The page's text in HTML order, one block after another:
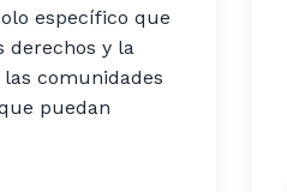
específico que
derechos y la
comunidades
puedan